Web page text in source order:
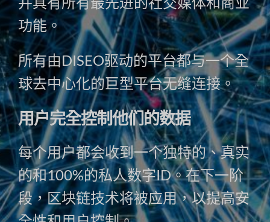
功能。
所有由DISEO驱动的平台都与一个全
球去中心化的巨型平台无缝连接。
用户完全控制他们的数据
每个用户都会收到一个独特的、真实
的和100%的私人数字ID。在下一阶
段，区块链技术将被应用，以提高安